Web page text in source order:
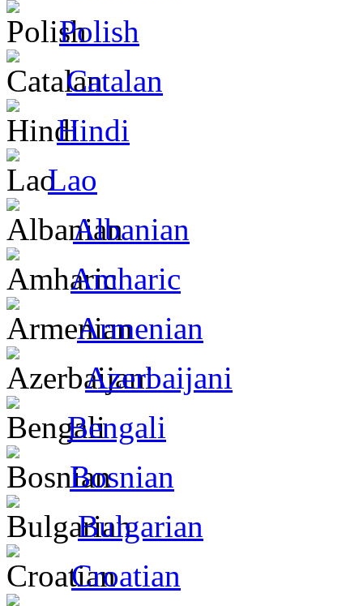
Polish
Catalan
Hindi
Lao
Albanian
Amharic
Armenian
Azerbaijani
Bengali
Bosnian
Bulgarian
Croatian